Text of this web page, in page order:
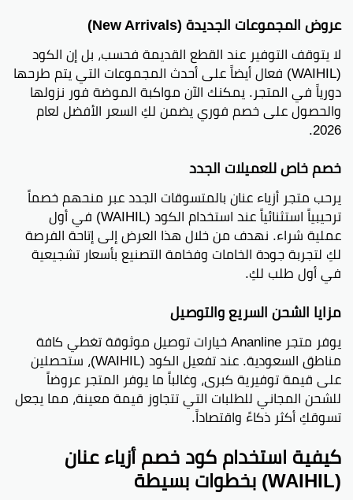
عروض المجموعات الجديدة (New Arrivals)
لا يتوقف التوفير عند القطع القديمة فحسب، بل إن الكود
(WAIHIL) فعال أيضاً على أحدث المجموعات التي يتم طرحها
دورياً في المتجر. يمكنك الآن مواكبة الموضة فور نزولها
والحصول على خصم فوري يضمن لكِ السعر الأفضل لعام
2026.
خصم خاص للعميلات الجدد
يرحب متجر أزياء عنان بالمتسوقات الجدد عبر منحهم خصماً
ترحيبياً استثنائياً عند استخدام الكود (WAIHIL) في أول
عملية شراء. نهدف من خلال هذا العرض إلى إتاحة الفرصة
لكِ لتجربة جودة الخامات وفخامة التصنيع بأسعار تشجيعية
في أول طلب لكِ.
مزايا الشحن السريع والتوصيل
يوفر متجر Ananline خيارات توصيل موثوقة تغطي كافة
مناطق السعودية. عند تفعيل الكود (WAIHIL)، ستحصلين
على قيمة توفيرية كبرى، وغالباً ما يوفر المتجر عروضاً
للشحن المجاني للطلبات التي تتجاوز قيمة معينة، مما يجعل
تسوقكِ أكثر ذكاءً واقتصاداً.
كيفية استخدام كود خصم أزياء عنان
(WAIHIL) بخطوات بسيطة